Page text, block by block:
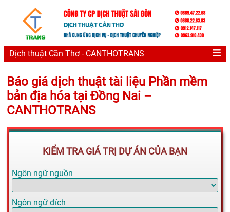
Dịch thuật Cần Thơ - CANTHOTRANS
Báo giá dịch thuật tài liệu Phần mềm
bản địa hóa tại Đồng Nai –
CANTHOTRANS
KIỂM TRA GIÁ TRỊ DỰ ÁN CỦA BẠN
Ngôn ngữ nguồn
Ngôn ngữ đích